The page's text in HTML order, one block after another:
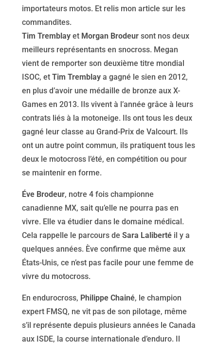
importateurs motos. Et relis mon article sur les
commandites.
Tim Tremblayet Morgan Brodeursont nos deux
meilleurs représentants en snocross. Megan
vient de remporter son deuxième titre mondial
ISOC, et Tim Tremblaya gagné le sien en 2012,
en plus d’avoir une médaille de bronze aux X-
Games en 2013. Ils vivent à l’année grâce à leurs
contrats liés à la motoneige. Ils ont tous les deux
gagné leur classe au Grand-Prix de Valcourt. Ils
ont un autre point commun, ils pratiquent tous les
deux le motocross l’été, en compétition ou pour
se maintenir en forme.
Éve Brodeur, notre 4 fois championne
canadienne MX, sait qu’elle ne pourra pas en
vivre. Elle va étudier dans le domaine médical.
Cela rappelle le parcours de Sara Lalibertéil y a
quelques années. Ève confirme que même aux
États-Unis, ce n’est pas facile pour une femme de
vivre du motocross.
En endurocross, Philippe Chainé, le champion
expert FMSQ, ne vit pas de son pilotage, même
s’il représente depuis plusieurs années le Canada
aux ISDE, la course internationale d’enduro. Il